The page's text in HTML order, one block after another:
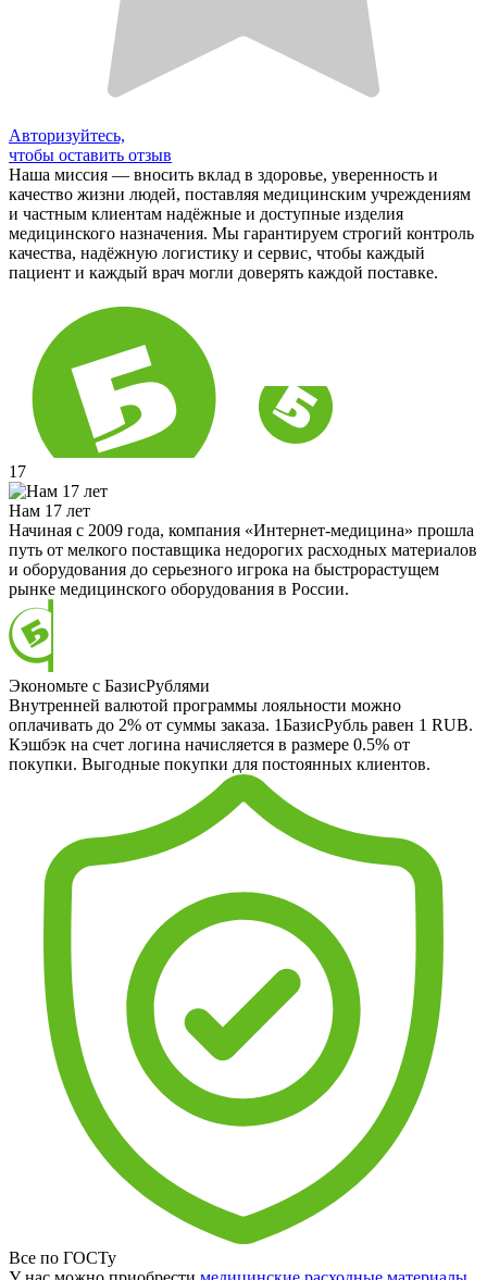
Авторизуйтесь,
чтобы оставить отзыв
Наша миссия — вносить вклад в здоровье, уверенность и
качество жизни людей, поставляя медицинским учреждениям
и частным клиентам надёжные и доступные изделия
медицинского назначения. Мы гарантируем строгий контроль
качества, надёжную логистику и сервис, чтобы каждый
пациент и каждый врач могли доверять каждой поставке.
17
Нам 17 лет
Начиная с 2009 года, компания «Интернет-медицина» прошла
путь от мелкого поставщика недорогих расходных материалов
и оборудования до серьезного игрока на быстрорастущем
рынке медицинского оборудования в России.
Экономьте с БазисРублями
Внутренней валютой программы лояльности можно
оплачивать до 2% от суммы заказа. 1БазисРубль равен 1 RUB.
Кэшбэк на счет логина начисляется в размере 0.5% от
покупки. Выгодные покупки для постоянных клиентов.
Все по ГОСТу